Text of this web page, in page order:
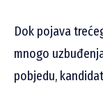
Dok pojava
mnogo
pobjedu,